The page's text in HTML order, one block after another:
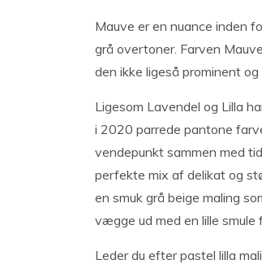
Mauve er en nuance inden
grå overtoner. Farven
den ikke ligeså prominent
Ligesom Lavendel og Lilla
i 2020 parrede pantone
vendepunkt sammen med
perfekte mix af delikat og
en smuk grå beige maling
vægge ud med en lille smule
Leder du efter pastel lilla